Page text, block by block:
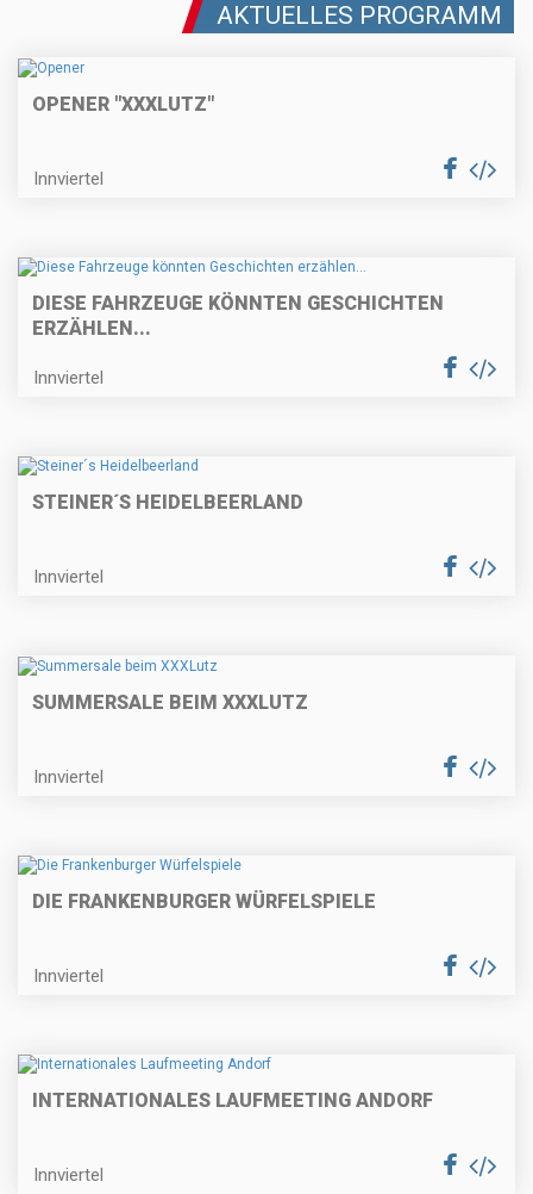
AKTUELLES PROGRAMM
OPENER "XXXLUTZ"
Innviertel
DIESE FAHRZEUGE KÖNNTEN GESCHICHTEN
ERZÄHLEN...
Innviertel
STEINER´S HEIDELBEERLAND
Innviertel
SUMMERSALE BEIM XXXLUTZ
Innviertel
DIE FRANKENBURGER WÜRFELSPIELE
Innviertel
INTERNATIONALES LAUFMEETING ANDORF
Innviertel